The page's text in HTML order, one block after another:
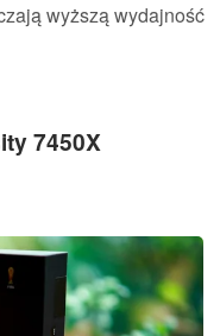
wyższą wydajność
7450X